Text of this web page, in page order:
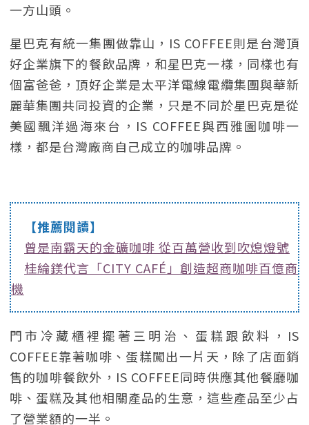
一方山頭。
星巴克有統一集團做靠山，IS COFFEE則是台灣頂
好企業旗下的餐飲品牌，和星巴克一樣，同樣也有
個富爸爸，頂好企業是太平洋電線電纜集團與華新
麗華集團共同投資的企業，只是不同於星巴克是從
美國飄洋過海來台，IS COFFEE與西雅圖咖啡一
樣，都是台灣廠商自己成立的咖啡品牌。
【推薦閱讀】
曾是南霸天的金礦咖啡 從百萬營收到吹熄燈號
桂綸鎂代言「CITY CAFÉ」創造超商咖啡百億商
機
門市冷藏櫃裡擺著三明治、蛋糕跟飲料，IS
COFFEE靠著咖啡、蛋糕闖出一片天，除了店面銷
售的咖啡餐飲外，IS COFFEE同時供應其他餐廳咖
啡、蛋糕及其他相關產品的生意，這些產品至少占
了營業額的一半。